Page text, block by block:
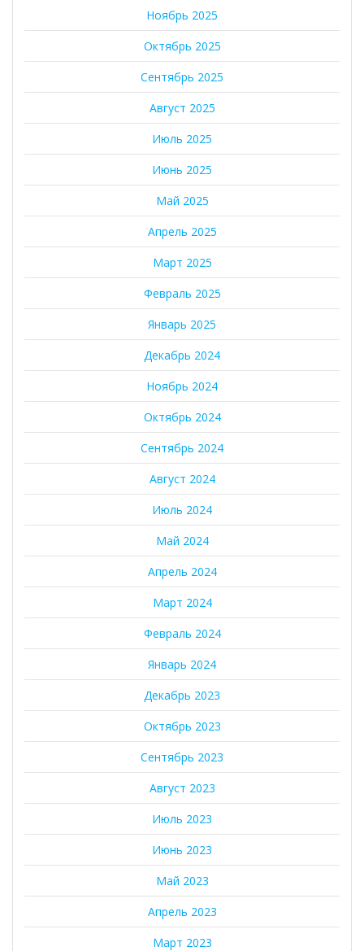
Ноябрь 2025
Октябрь 2025
Сентябрь 2025
Август 2025
Июль 2025
Июнь 2025
Май 2025
Апрель 2025
Март 2025
Февраль 2025
Январь 2025
Декабрь 2024
Ноябрь 2024
Октябрь 2024
Сентябрь 2024
Август 2024
Июль 2024
Май 2024
Апрель 2024
Март 2024
Февраль 2024
Январь 2024
Декабрь 2023
Октябрь 2023
Сентябрь 2023
Август 2023
Июль 2023
Июнь 2023
Май 2023
Апрель 2023
Март 2023